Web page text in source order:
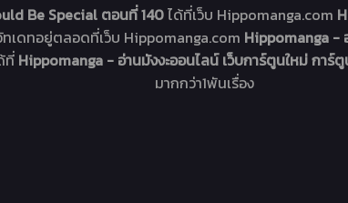
Be Special ตอนที่ 140ได้ที่เว็บ Hippomanga.com
ทเดทอยู่ตลอดที่เว็บ Hippomanga.com Hippomanga -
ที่ Hippomanga - อ่านมังงะออนไลน์ เว็บการ์ตูนใหม่ การ์
มากกว่า1พันเรื่อง